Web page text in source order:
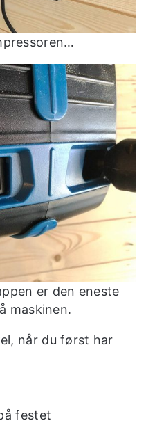
er den eneste
maskinen.
når du først har
festet